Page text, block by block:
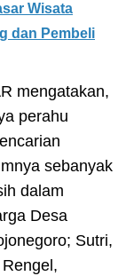
Wisata
dan Pembeli
mengatakan,
perahu
sebanyak
dalam
Desa
Sutri,